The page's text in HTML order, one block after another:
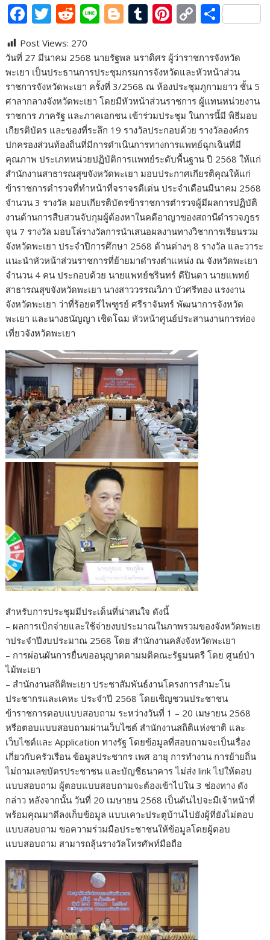
F
e
b
o
o
k
T
itt
er
R
d
di
t
Li
e
Bl
g
g
er
T
m
bl
r
Pi
er
e
st
C
p
y
Li
n
k
S
ar
e
Post Views: 270
วันที่ 27 มีนาคม 2568 นายรัฐพล นราดิศร ผู้ว่าราชการจังหวัด
พะเยา เป็นประธานการประชุมกรมการจังหวัดและหัวหน้าส่วน
ราชการจังหวัดพะเยา ครั้งที่ 3/2568 ณ ห้องประชุมภูกามยาว ชั้น 5
ศาลากลางจังหวัดพะเยา โดยมีหัวหน้าส่วนราชการ ผู้แทนหน่วยงาน
ราชการ ภาครัฐ และภาคเอกชน เข้าร่วมประชุม ในการนี้มี พิธีมอบ
เกียรติบัตร และของที่ระลึก 19 รางวัลประกอบด้วย รางวัลองค์กร
ปกครองส่วนท้องถิ่นที่มีการดำเนินการทางการแพทย์ฉุกเฉินที่มี
คุณภาพ ประเภทหน่วยปฏิบัติการแพทย์ระดับพื้นฐาน ปี 2568 ให้แก่
สำนักงานสาธารณสุขจังหวัดพะเยา มอบประกาศเกียรติคุณให้แก่
ข้าราชการตำรวจที่ทำหน้าที่จราจรดีเด่น ประจำเดือนมีนาคม 2568
จำนวน 3 รางวัล มอบเกียรติบัตรข้าราชการตำรวจผู้มีผลการปฏิบัติ
งานด้านการสืบสวนจับกุมผู้ต้องหาในคดีอาญาของสถานีตำรวจภูธร
จุน 7 รางวัล มอบโล่รางวัลการนำเสนอผลงานทางวิชาการเรียนรวม
จังหวัดพะเยา ประจำปีการศึกษา 2568 ด้านต่างๆ 8 รางวัล และวาระ
แนะนำหัวหน้าส่วนราชการที่ย้ายมาดำรงตำแหน่ง ณ จังหวัดพะเยา
จำนวน 4 คน ประกอบด้วย นายแพทย์ชรินทร์ ดีปินตา นายแพทย์
สาธารณสุขจังหวัดพะเยา นางสาววรรณวิภา บัวศรีทอง แรงงาน
จังหวัดพะเยา ว่าที่ร้อยตรีไพฑูรย์ ศรีราจันทร์ พัฒนาการจังหวัด
พะเยา และนางธนัญญา เชิดโฉม หัวหน้าศูนย์ประสานงานการท่อง
เที่ยวจังหวัดพะเยา
สำหรับการประชุมมีประเด็นที่น่าสนใจ ดังนี้
– ผลการเบิกจ่ายและใช้จ่ายงบประมาณในภาพรวมของจังหวัดพะเย
าประจำปีงบประมาณ 2568 โดย สำนักงานคลังจังหวัดพะเยา
– การผ่อนผันการยื่นขออนุญาตตามมติคณะรัฐมนตรี โดย ศูนย์ป่า
ไม้พะเยา
– สำนักงานสถิติพะเยา ประชาสัมพันธ์งานโครงการสำมะโน
ประชากรและเคหะ ประจำปี 2568 โดยเชิญชวนประชาชน
ข้าราชการตอบแบบสอบถาม ระหว่างวันที่ 1 – 20 เมษายน 2568
หรือตอบแบบสอบถามผ่านเว็บไซต์ สำนักงานสถิติแห่งชาติ และ
เว็บไซต์และ Application ทางรัฐ โดยข้อมูลที่สอบถามจะเป็นเรื่อง
เกี่ยวกับครัวเรือน ข้อมูลประชากร เพศ อายุ การทำงาน การย้ายถิ่น
ไม่ถามเลขบัตรประชาชน และบัญชีธนาคาร ไม่ส่ง link ไปให้ตอบ
แบบสอบถาม ผู้ตอบแบบสอบถามจะต้องเข้าไปใน 3 ช่องทาง ดัง
กล่าว หลังจากนั้น วันที่ 20 เมษายน 2568 เป็นต้นไปจะมีเจ้าหน้าที่
พร้อมคุณมาดีลงเก็บข้อมูล แบบเคาะประตูบ้านไปยังผู้ที่ยังไม่ตอบ
แบบสอบถาม ขอความร่วมมือประชาชนให้ข้อมูลโดยผู้ตอบ
แบบสอบถาม สามารถลุ้นรางวัลโทรศัพท์มือถือ